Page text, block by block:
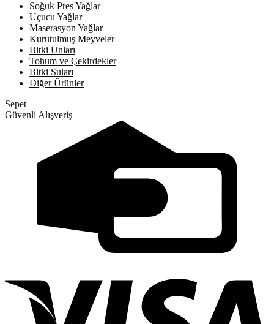
Soğuk Pres Yağlar
Uçucu Yağlar
Maserasyon Yağlar
Kurutulmuş Meyveler
Bitki Unları
Tohum ve Çekirdekler
Bitki Suları
Diğer Ürünler
Sepet
Güvenli Alışveriş